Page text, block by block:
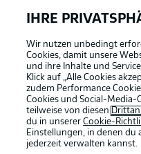
Direkter
Tim Skarke kam im
Bundesliga-Spiele für
Ex-Unioner
Gleich drei Schalker
Vergangenheit:
IHRE
Wir nutzen unbedingt
Cookies, damit unsere
und ihre Inhalte und
Klick auf „Alle Cookies
zudem Performance
Cookies und Social-Media-
teilweise von diesen
du in unsererCookie-
Einstellungen, in denen du
jederzeit verwalten kannst.